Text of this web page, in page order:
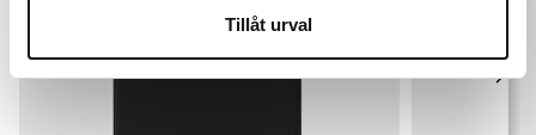
Tillåt urval